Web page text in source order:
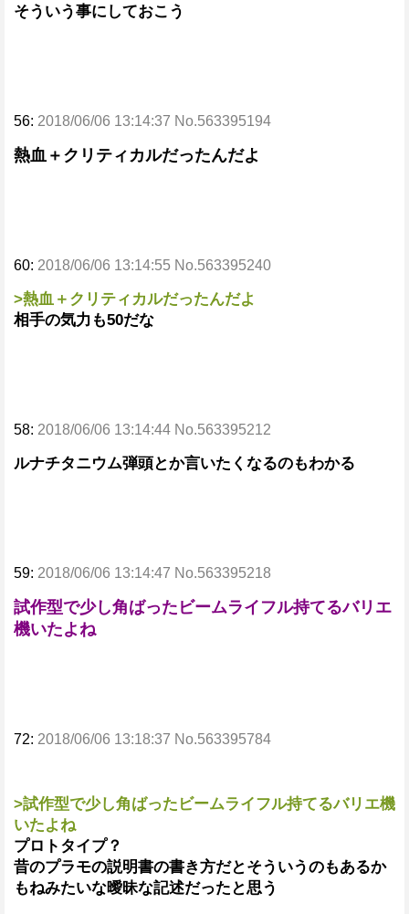
そういう事にしておこう
56: 2018/06/06 13:14:37 No.563395194
熱血＋クリティカルだったんだよ
60: 2018/06/06 13:14:55 No.563395240
>熱血＋クリティカルだったんだよ
相手の気力も50だな
58: 2018/06/06 13:14:44 No.563395212
ルナチタニウム弾頭とか言いたくなるのもわかる
59: 2018/06/06 13:14:47 No.563395218
試作型で少し角ばったビームライフル持てるバリエ
機いたよね
72: 2018/06/06 13:18:37 No.563395784
>試作型で少し角ばったビームライフル持てるバリエ機
いたよね
プロトタイプ？
昔のプラモの説明書の書き方だとそういうのもあるか
もねみたいな曖昧な記述だったと思う